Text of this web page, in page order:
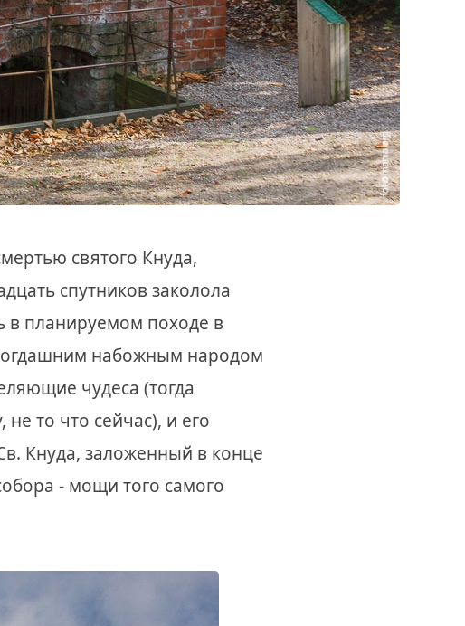
святого Кнуда,
спутников заколола
в планируемом походе в
набожным народом
чудеса (тогда
то что сейчас), и его
Кнуда, заложенный в конце
- мощи того самого